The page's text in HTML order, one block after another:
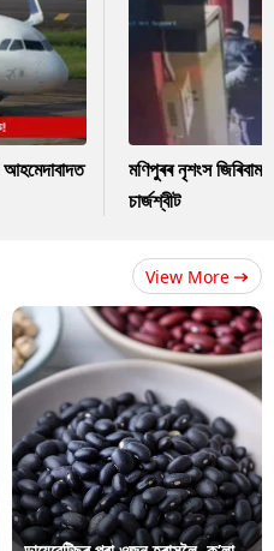
আহমেদাবাদত
মণিপুৰৰ নৃশংস জিৰিবাম
চাৰ্জশ্বীট
View More